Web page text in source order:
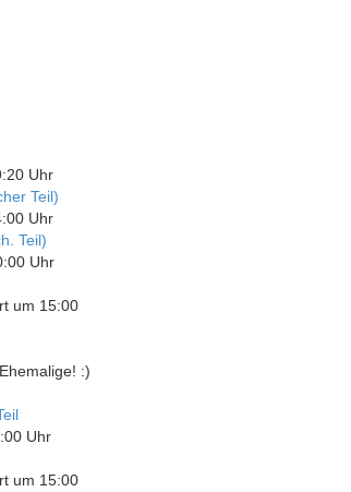
Uhr
Teil)
Uhr
Teil)
Uhr
um 15:00
:)
Uhr
um 15:00